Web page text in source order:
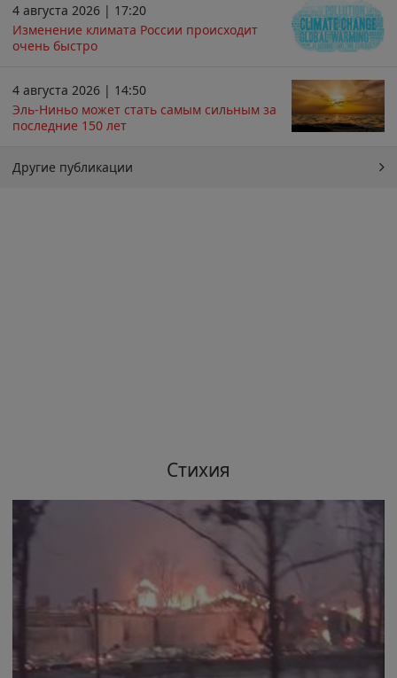
4 августа 2026 | 17:20
Изменение климата России происходит
очень быстро
4 августа 2026 | 14:50
Эль-Ниньо может стать самым сильным за
последние 150 лет
Другие публикации
Стихия